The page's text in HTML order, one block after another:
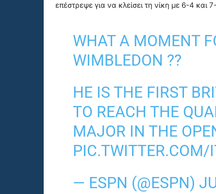
επέστρεψε για να κλείσει τη νίκη με 6-4 και
WHAT A MOMENT
WIMBLEDON ??
HE IS THE FIRST
TO REACH THE
MAJOR IN THE
— ESPN (@ESPN)